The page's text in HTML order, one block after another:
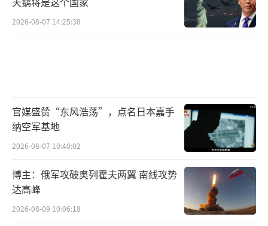
奥莱尼克对《纽约时报》表示，白宫正在运用
共同的文化词汇来触及玩过一些电子游戏的
段视频，截至4月1日已获得了近1亿次的浏览
量。
现代信息战进入“符号平权”时期？
美国《国会山报》认为，美以伊冲突是第
一场可能由“梗文化”决定宣传战成败的重大
战争。有学者将此次美伊之间的信息战描述
2026-08-07 14:25:38
官媒盛赞“东风浩荡”，点名日本嘉手
纳空军基地
2026-08-07 10:40:02
博主：俄军攻破奥列霍夫两翼 南线攻势
达高峰
2026-08-09 10:06:18